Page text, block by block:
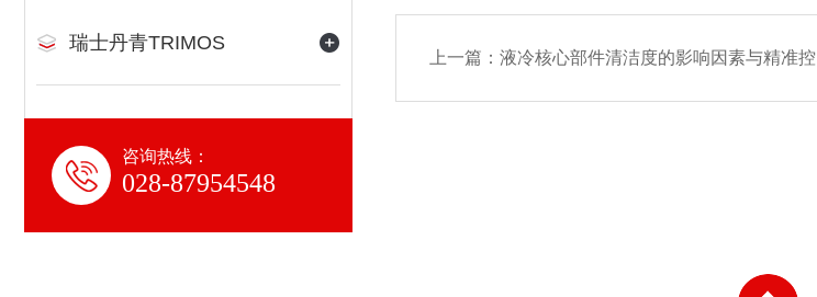
瑞士丹青TRIMOS
咨询热线：
028-87954548
上一篇： 液冷核心部件清洁度的影响因素与精准控制策略